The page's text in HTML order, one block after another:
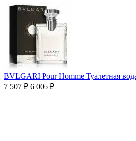
BVLGARI Pour Homme Туалетная
7 507 ₽ 6 006 ₽